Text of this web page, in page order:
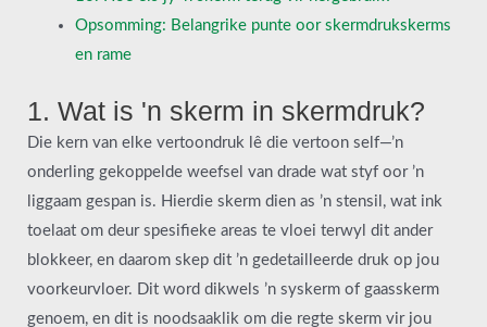
Opsomming: Belangrike punte oor skermdrukskerms
en rame
1. Wat is 'n skerm in skermdruk?
Die kern van elke vertoondruk lê die vertoon self—’n
onderling gekoppelde weefsel van drade wat styf oor ’n
liggaam gespan is. Hierdie skerm dien as ’n stensil, wat ink
toelaat om deur spesifieke areas te vloei terwyl dit ander
blokkeer, en daarom skep dit ’n gedetailleerde druk op jou
voorkeurvloer. Dit word dikwels ’n syskerm of gaasskerm
genoem, en dit is noodsaaklik om die regte skerm vir jou